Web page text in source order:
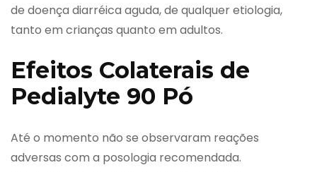
de doença diarréica aguda, de qualquer etiologia,
tanto em crianças quanto em adultos.
Efeitos Colaterais de
Pedialyte 90 Pó
Até o momento não se observaram reações
adversas com a posologia recomendada.